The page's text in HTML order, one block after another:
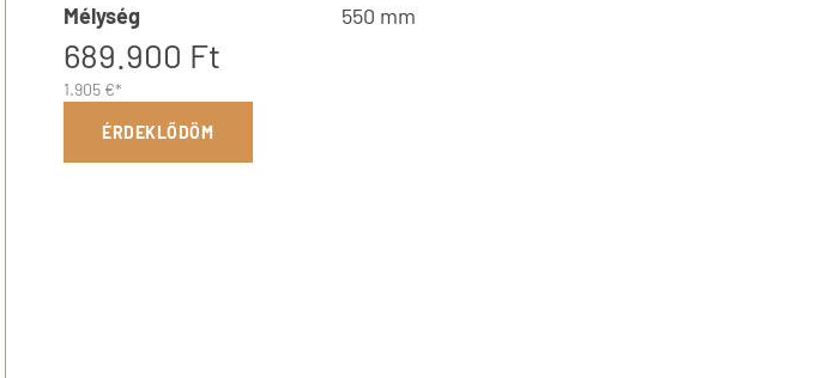
Mélység
550 mm
689.900 Ft
1.905 €*
ÉRDEKLŐDÖM